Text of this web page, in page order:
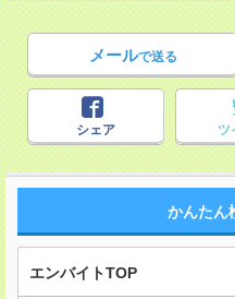
メールで送る
シェア ツ
かんたん
エンバイトTOP